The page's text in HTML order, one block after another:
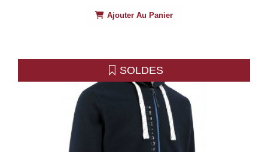
Ajouter Au Panier
SOLDES